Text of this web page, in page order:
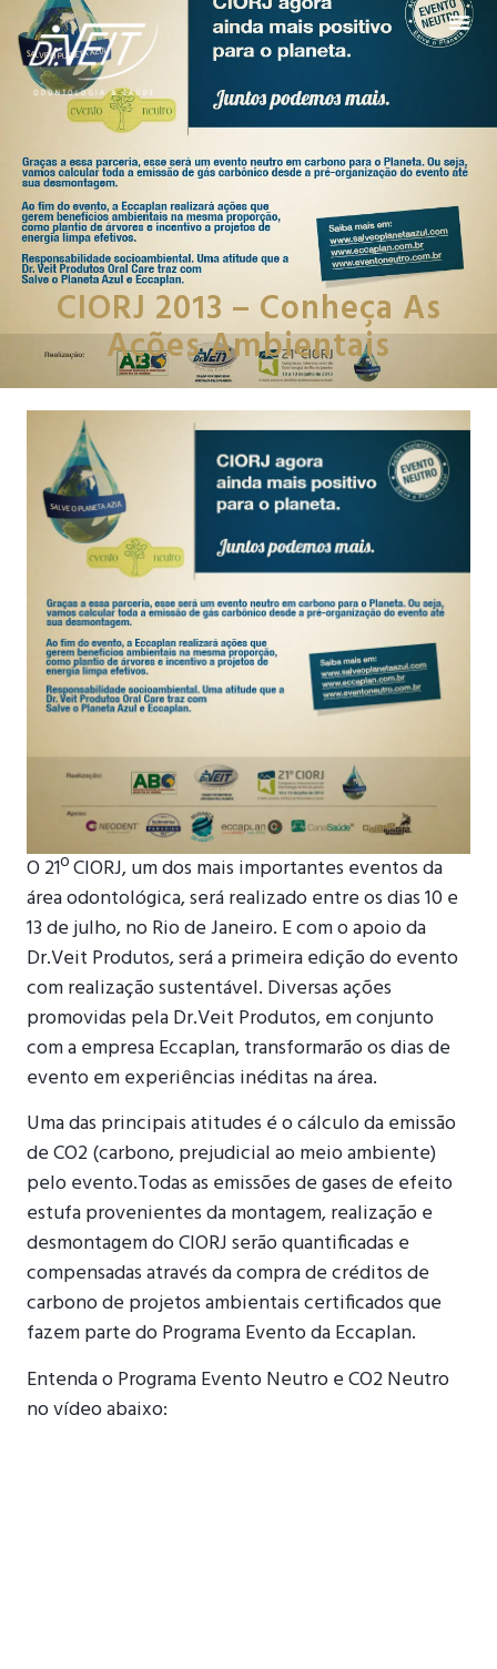
CIORJ 2013 – Conheça As
Ações Ambientais
O 21º CIORJ, um dos mais importantes eventos da
área odontológica, será realizado entre os dias 10 e
13 de julho, no Rio de Janeiro. E com o apoio da
Dr.Veit Produtos, será a primeira edição do evento
com realização sustentável. Diversas ações
promovidas pela Dr.Veit Produtos, em conjunto
com a empresa Eccaplan, transformarão os dias de
evento em experiências inéditas na área.
Uma das principais atitudes é o cálculo da emissão
de CO2 (carbono, prejudicial ao meio ambiente)
pelo evento.Todas as emissões de gases de efeito
estufa provenientes da montagem, realização e
desmontagem do CIORJ serão quantificadas e
compensadas através da compra de créditos de
carbono de projetos ambientais certificados que
fazem parte do Programa Evento da Eccaplan.
Entenda o Programa Evento Neutro e CO2 Neutro
no vídeo abaixo: